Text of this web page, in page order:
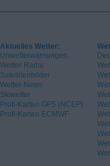
Aktuelles Wetter:
Unwetterwarnungen
Wetter-Radar
Satellitenbilder
Wetter-News
Skiwetter
Profi-Karten GFS (NCEP)
Profi-Karten ECMWF